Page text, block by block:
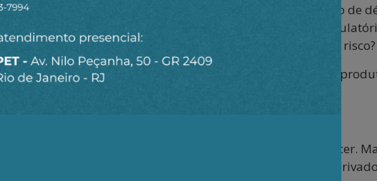
capital paciente e oferecem retornos distribuídos ao longo de
com a renda fixa. Por que assumir risco operacional,
a 15% ao ano quando títulos públicos entregam 13% sem risco?
migrar para aplicações líquidas e seguras. O investimento
governamentais disfarçados.
Precisa de investimentos em infraestrutura para crescer.
investimentos economicamente irracionais para o setor